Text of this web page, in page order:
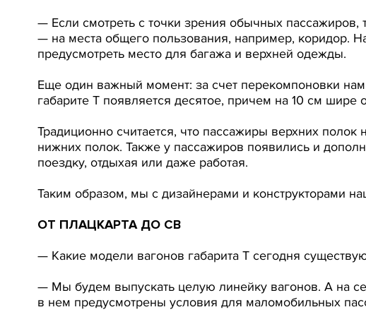
— Если смотреть с точки зрения обычных пассажиров,
— на места общего пользования, например, коридор.
предусмотреть место для багажа и верхней одежды.
Еще один важный момент: за счет перекомпоновки
габарите Т появляется десятое, причем на 10 см шире
Традиционно считается, что пассажиры верхних
нижних полок. Также у пассажиров появились и
поездку, отдыхая или даже работая.
Таким образом, мы с дизайнерами и конструкторами
ОТ ПЛАЦКАРТА ДО СВ
— Какие модели вагонов габарита Т сегодня
— Мы будем выпускать целую линейку вагонов. А на
в нем предусмотрены условия для маломобильных